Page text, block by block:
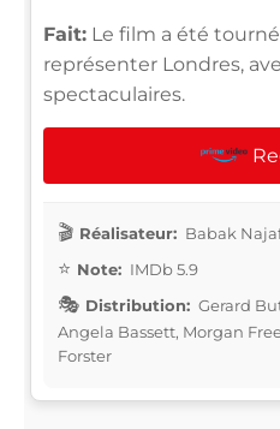
Fait: Le film a été
représenter Londres,
spectaculaires.
Réalisateur: Babak
Note: IMDb 5.9
Distribution: Gerard
Angela Bassett, Morgan
Forster